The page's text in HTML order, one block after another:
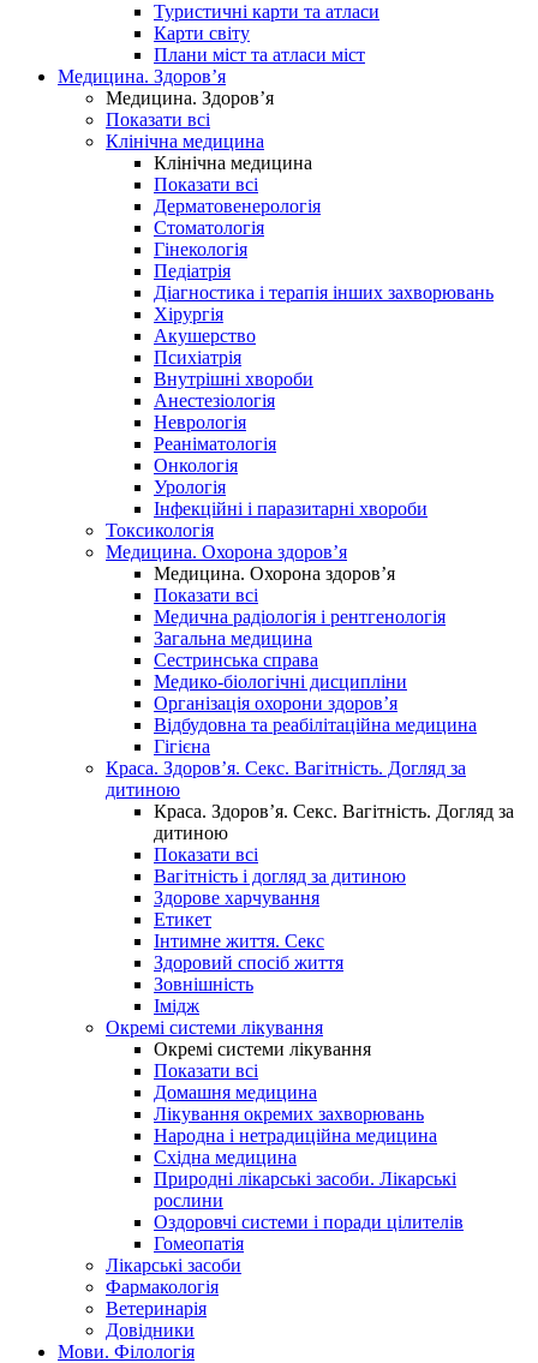
Туристичні карти та атласи
Карти світу
Плани міст та атласи міст
Медицина. Здоров’я
Медицина. Здоров’я
Показати всі
Клінічна медицина
Клінічна медицина
Показати всі
Дерматовенерологія
Стоматологія
Гінекологія
Педіатрія
Діагностика і терапія інших захворювань
Хірургія
Акушерство
Психіатрія
Внутрішні хвороби
Анестезіологія
Неврологія
Реаніматологія
Онкологія
Урологія
Інфекційні і паразитарні хвороби
Токсикологія
Медицина. Охорона здоров’я
Медицина. Охорона здоров’я
Показати всі
Медична радіологія і рентгенологія
Загальна медицина
Сестринська справа
Медико-біологічні дисципліни
Організація охорони здоров’я
Відбудовна та реабілітаційна медицина
Гігієна
Краса. Здоров’я. Секс. Вагітність. Догляд за
дитиною
Краса. Здоров’я. Секс. Вагітність. Догляд за
дитиною
Показати всі
Вагітність і догляд за дитиною
Здорове харчування
Етикет
Інтимне життя. Секс
Здоровий спосіб життя
Зовнішність
Імідж
Окремі системи лікування
Окремі системи лікування
Показати всі
Домашня медицина
Лікування окремих захворювань
Народна і нетрадиційна медицина
Східна медицина
Природні лікарські засоби. Лікарські
рослини
Оздоровчі системи і поради цілителів
Гомеопатія
Лікарські засоби
Фармакологія
Ветеринарія
Довідники
Мови. Філологія